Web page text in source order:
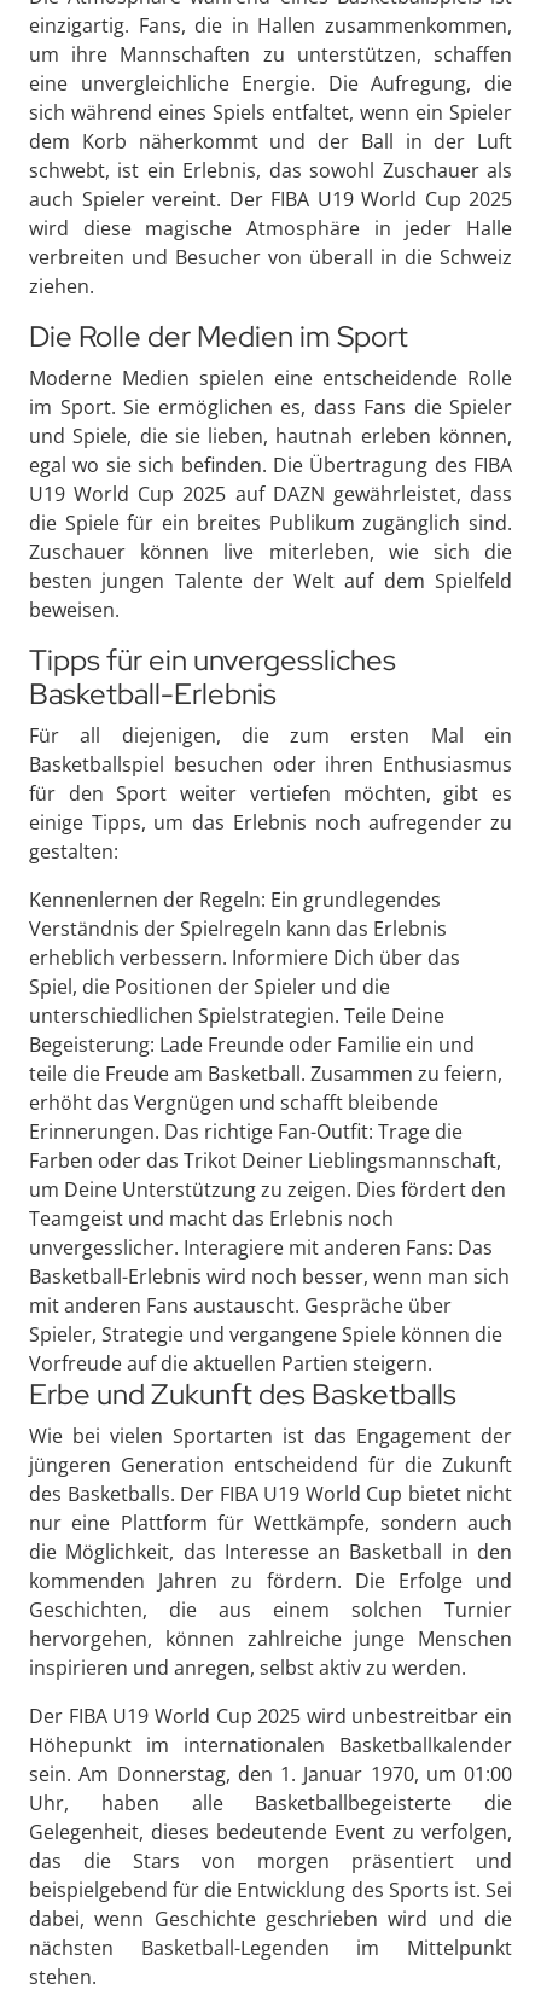
einzigartig. Fans, die in Hallen zusammenkommen,
um ihre Mannschaften zu unterstützen, schaffen
eine unvergleichliche Energie. Die Aufregung, die
sich während eines Spiels entfaltet, wenn ein Spieler
dem Korb näherkommt und der Ball in der Luft
schwebt, ist ein Erlebnis, das sowohl Zuschauer als
auch Spieler vereint. Der FIBA U19 World Cup 2025
wird diese magische Atmosphäre in jeder Halle
verbreiten und Besucher von überall in die Schweiz
ziehen.
Die Rolle der Medien im Sport
Moderne Medien spielen eine entscheidende Rolle
im Sport. Sie ermöglichen es, dass Fans die Spieler
und Spiele, die sie lieben, hautnah erleben können,
egal wo sie sich befinden. Die Übertragung des FIBA
U19 World Cup 2025 auf DAZN gewährleistet, dass
die Spiele für ein breites Publikum zugänglich sind.
Zuschauer können live miterleben, wie sich die
besten jungen Talente der Welt auf dem Spielfeld
beweisen.
Tipps für ein unvergessliches
Basketball-Erlebnis
Für all diejenigen, die zum ersten Mal ein
Basketballspiel besuchen oder ihren Enthusiasmus
für den Sport weiter vertiefen möchten, gibt es
einige Tipps, um das Erlebnis noch aufregender zu
gestalten:
Kennenlernen der Regeln: Ein grundlegendes
Verständnis der Spielregeln kann das Erlebnis
erheblich verbessern. Informiere Dich über das
Spiel, die Positionen der Spieler und die
unterschiedlichen Spielstrategien. Teile Deine
Begeisterung: Lade Freunde oder Familie ein und
teile die Freude am Basketball. Zusammen zu feiern,
erhöht das Vergnügen und schafft bleibende
Erinnerungen. Das richtige Fan-Outfit: Trage die
Farben oder das Trikot Deiner Lieblingsmannschaft,
um Deine Unterstützung zu zeigen. Dies fördert den
Teamgeist und macht das Erlebnis noch
unvergesslicher. Interagiere mit anderen Fans: Das
Basketball-Erlebnis wird noch besser, wenn man sich
mit anderen Fans austauscht. Gespräche über
Spieler, Strategie und vergangene Spiele können die
Vorfreude auf die aktuellen Partien steigern.
Erbe und Zukunft des Basketballs
Wie bei vielen Sportarten ist das Engagement der
jüngeren Generation entscheidend für die Zukunft
des Basketballs. Der FIBA U19 World Cup bietet nicht
nur eine Plattform für Wettkämpfe, sondern auch
die Möglichkeit, das Interesse an Basketball in den
kommenden Jahren zu fördern. Die Erfolge und
Geschichten, die aus einem solchen Turnier
hervorgehen, können zahlreiche junge Menschen
inspirieren und anregen, selbst aktiv zu werden.
Der FIBA U19 World Cup 2025 wird unbestreitbar ein
Höhepunkt im internationalen Basketballkalender
sein. Am Donnerstag, den 1. Januar 1970, um 01:00
Uhr, haben alle Basketballbegeisterte die
Gelegenheit, dieses bedeutende Event zu verfolgen,
das die Stars von morgen präsentiert und
beispielgebend für die Entwicklung des Sports ist. Sei
dabei, wenn Geschichte geschrieben wird und die
nächsten Basketball-Legenden im Mittelpunkt
stehen.